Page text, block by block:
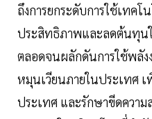
ถึงการยกระดับการใช้เทคโ
ประสิทธิภาพและลดต้นทุนใ
ตลอดจนผลักดันการใช้พลัง
หมุนเวียนภายในประเทศ เ
ประเทศ และรักษาขีดความ